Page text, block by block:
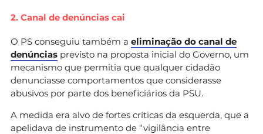
2. Canal de denúncias cai
O PS conseguiu também a eliminação do canal de
denúncias previsto na proposta inicial do Governo, um
mecanismo que permitia que qualquer cidadão
denunciasse comportamentos que considerasse
abusivos por parte dos beneficiários da PSU.
A medida era alvo de fortes críticas da esquerda, que a
apelidava de instrumento de “vigilância entre